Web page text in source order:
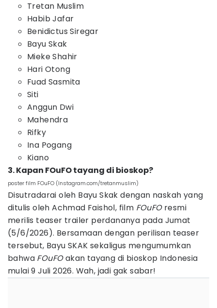
Tretan Muslim
Habib Jafar
Benidictus Siregar
Bayu Skak
Mieke Shahir
Hari Otong
Fuad Sasmita
Siti
Anggun Dwi
Mahendra
Rifky
Ina Pogang
Kiano
3. Kapan FOuFO tayang di bioskop?
poster film FOuFO (Instagram.com/tretanmuslim)
Disutradarai oleh Bayu Skak dengan naskah yang
ditulis oleh Achmad Faishol, film FOuFOresmi
merilis teaser trailer perdananya pada Jumat
(5/6/2026). Bersamaan dengan perilisan teaser
tersebut, Bayu SKAK sekaligus mengumumkan
bahwa FOuFOakan tayang di bioskop Indonesia
mulai 9 Juli 2026. Wah, jadi gak sabar!